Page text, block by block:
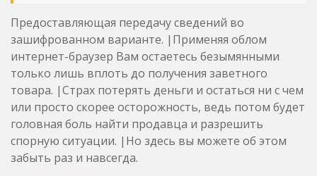
Предоставляющая передачу сведений во
зашифрованном варианте. |Применяя облом
интернет-браузер Вам остаетесь безымянными
только лишь вплоть до получения заветного
товара. |Страх потерять деньги и остаться ни с чем
или просто скорее осторожность, ведь потом будет
головная боль найти продавца и разрешить
спорную ситуации. |Но здесь вы можете об этом
забыть раз и навсегда.